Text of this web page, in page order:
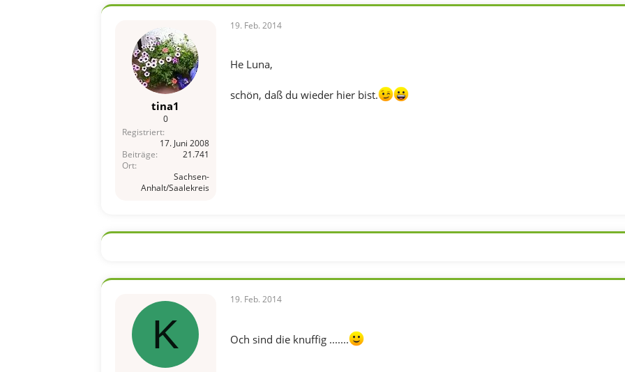
tina1
0
Registriert
17. Juni 2008
Beiträge
21.741
Ort
Sachsen-
Anhalt/Saalekreis
19. Feb. 2014
He Luna,
schön, daß du wieder hier bist.
K
19. Feb. 2014
Och sind die knuffig .......